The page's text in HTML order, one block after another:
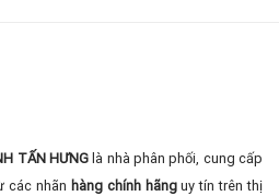
TẤN HƯNG là nhà phân phối, cung cấp
các nhãn hàng chính hãnguy tín trên thị